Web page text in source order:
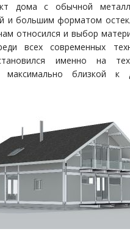
дома с обычной
и большим форматом
относился и выбор
всех современных
именно на
максимально близкой к